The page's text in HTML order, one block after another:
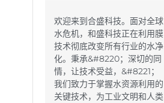
欢迎来到合盛科技。面对全球
水危机，和盛科技正在利用膜
技术彻底改变所有行业的水净
化。秉承&#8220；深切的同
情，让技术受益，&#8221；
我们致力于掌握水资源利用的
关键技术，为工业文明和人类